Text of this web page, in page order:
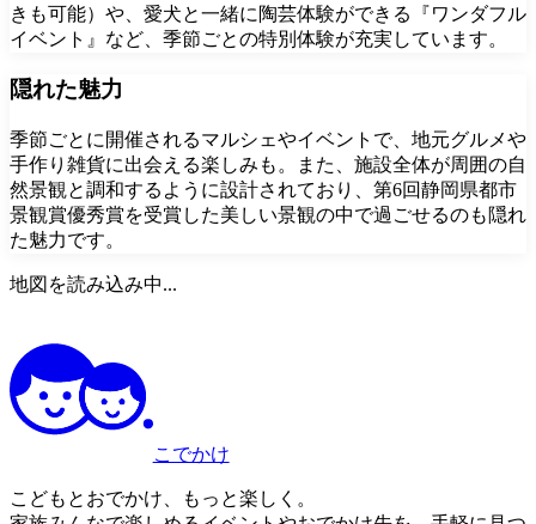
きも可能）や、愛犬と一緒に陶芸体験ができる『ワンダフル
イベント』など、季節ごとの特別体験が充実しています。
隠れた魅力
季節ごとに開催されるマルシェやイベントで、地元グルメや
手作り雑貨に出会える楽しみも。また、施設全体が周囲の自
然景観と調和するように設計されており、第6回静岡県都市
景観賞優秀賞を受賞した美しい景観の中で過ごせるのも隠れ
た魅力です。
地図を読み込み中...
こでかけ
こどもとおでかけ、もっと楽しく。